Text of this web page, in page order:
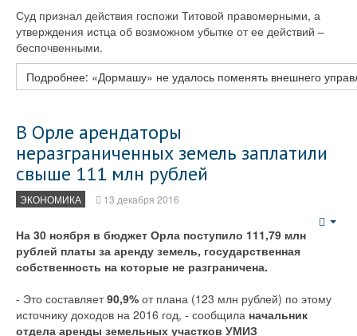
Суд признал действия госпожи Титовой правомерными, а
утверждения истца об возможном убытке от ее действий –
беспочвенными.
Подробнее: «Дормашу» не удалось поменять внешнего
В Орле арендаторы
неразграниченных земель заплатили
свыше 111 млн рублей
ЭКОНОМИКА 13 декабря 2016
На 30 ноября в бюджет Орла поступило 111,79 млн
рублей платы за аренду земель, государственная
собственность на которые не разграничена.
- Это составляет90,9% от плана (123 млн рублей) по этому
источнику доходов на 2016 год, - сообщила начальник
отдела аренды земельных участков УМИЗ